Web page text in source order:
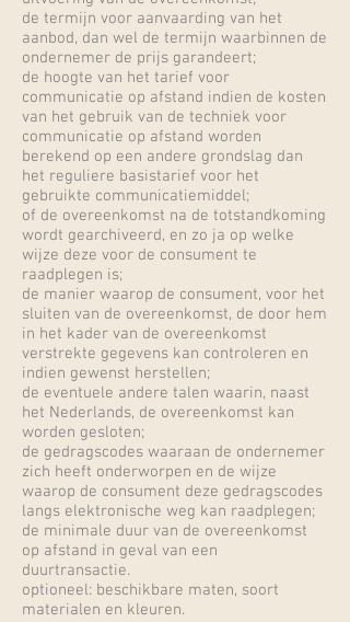
de termijn voor aanvaarding van het
aanbod, dan wel de termijn waarbinnen de
ondernemer de prijs garandeert;
de hoogte van het tarief voor
communicatie op afstand indien de kosten
van het gebruik van de techniek voor
communicatie op afstand worden
berekend op een andere grondslag dan
het reguliere basistarief voor het
gebruikte communicatiemiddel;
of de overeenkomst na de totstandkoming
wordt gearchiveerd, en zo ja op welke
wijze deze voor de consument te
raadplegen is;
de manier waarop de consument, voor het
sluiten van de overeenkomst, de door hem
in het kader van de overeenkomst
verstrekte gegevens kan controleren en
indien gewenst herstellen;
de eventuele andere talen waarin, naast
het Nederlands, de overeenkomst kan
worden gesloten;
de gedragscodes waaraan de ondernemer
zich heeft onderworpen en de wijze
waarop de consument deze gedragscodes
langs elektronische weg kan raadplegen;
de minimale duur van de overeenkomst
op afstand in geval van een
duurtransactie.
optioneel: beschikbare maten, soort
materialen en kleuren.